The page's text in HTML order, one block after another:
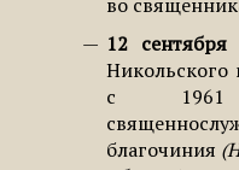
12
Никольского
с 1961
благочиния